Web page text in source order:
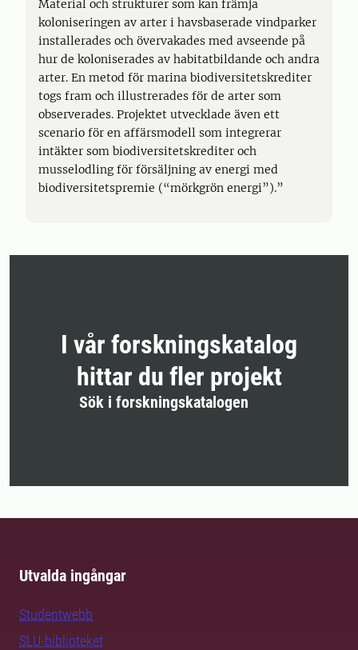
Material och strukturer som kan främja
koloniseringen av arter i havsbaserade vindparker
installerades och övervakades med avseende på
hur de koloniserades av habitatbildande och andra
arter. En metod för marina biodiversitetskrediter
togs fram och illustrerades för de arter som
observerades. Projektet utvecklade även ett
scenario för en affärsmodell som integrerar
intäkter som biodiversitetskrediter och
musselodling för försäljning av energi med
biodiversitetspremie (“mörkgrön energi”).”
I vår forskningskatalog
hittar du fler projekt
Sök i forskningskatalogen
Utvalda ingångar
Studentwebb
SLU-biblioteket